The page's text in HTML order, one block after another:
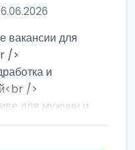
вакансии для
/>
и
/>
для мужчин и